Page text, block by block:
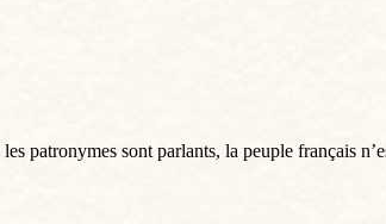
patronymes sont parlants, la peuple français